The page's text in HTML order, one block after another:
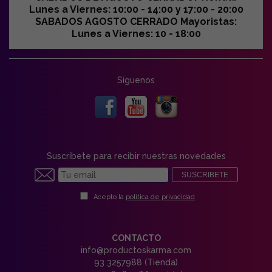
Lunes a Viernes: 10:00 - 14:00 y 17:00 - 20:00
SABADOS AGOSTO CERRADO Mayoristas:
Lunes a Viernes: 10 - 18:00
Síguenos
Suscríbete para recibir nuestras novedades
SUSCRIBETE
Acepto la política de privacidad
CONTACTO
info@productoskarma.com
93 3257988 (Tienda)